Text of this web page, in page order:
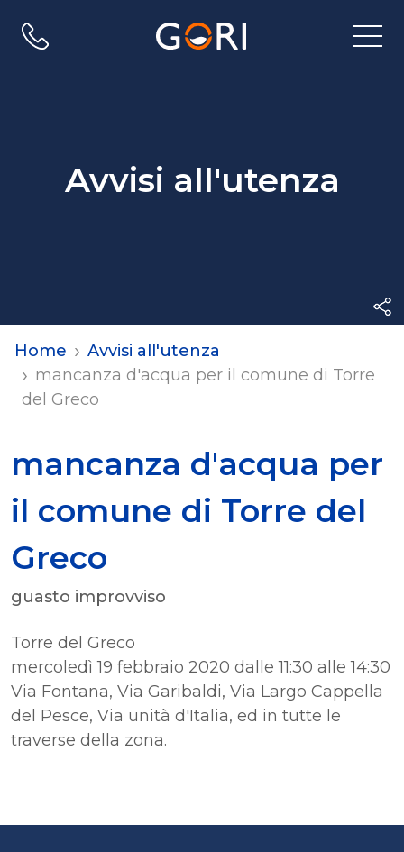
Apri
Avvisi all'utenza
Home
Avvisi all'utenza
mancanza d'acqua per il comune di Torre
del Greco
mancanza d'acqua per
il comune di Torre del
Greco
guasto improvviso
Torre del Greco
mercoledì 19 febbraio 2020 dalle 11:30 alle 14:30
Via Fontana, Via Garibaldi, Via Largo Cappella
del Pesce, Via unità d'Italia, ed in tutte le
traverse della zona.